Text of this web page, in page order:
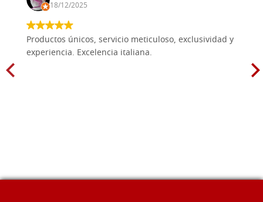
18/12/2025
Productos únicos, servicio meticuloso, exclusividad y
experiencia. Excelencia italiana.